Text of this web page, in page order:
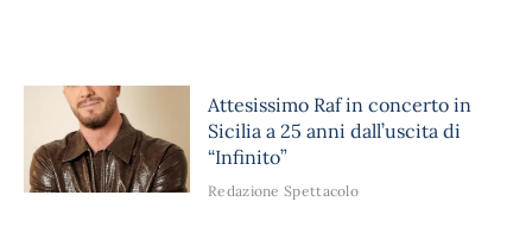
Attesissimo Raf in concerto in
Sicilia a 25 anni dall’uscita di
“Infinito”
Redazione Spettacolo